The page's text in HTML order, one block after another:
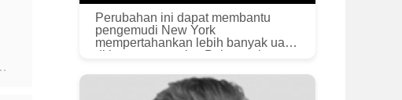
Perubahan ini dapat membantu
pengemudi New York
mempertahankan lebih banyak uang
di kantong mereka. Poin penting
memutuskan untuk mengurangi atau
menghilangkan paja...